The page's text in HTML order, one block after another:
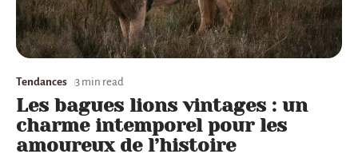
Tendances 3 min read
Les bagues lions vintages : un
charme intemporel pour les
amoureux de l’histoire